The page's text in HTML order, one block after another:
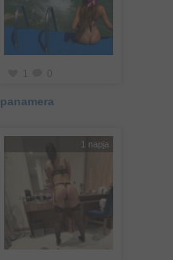
panamera
1 napja